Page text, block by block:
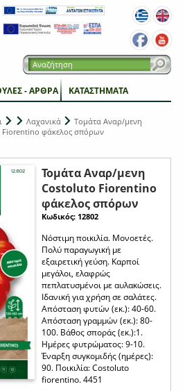
- ΑΡΘΡΑ ΚΑΤΑΣΤΗΜΑΤΑ
Λαχανικά
Τομάτα Αναρ/μενη
φάκελος σπόρων
Τομάτα Αναρ/μενη
Costoluto Fiorentino
φάκελος σπόρων
Κωδικός: 12802
Νόστιμη ποικιλία. Μονοετές.
Πολύ παραγωγική με
εξαιρετική γεύση. Καρποί
μεγάλοι, ελαφρώς
πεπλατυσμένοι με αυλακώσεις.
Ιδανική για χρήση σε σαλάτες.
Απόσταση φυτών (εκ.): 40-60.
Απόσταση γραμμών (εκ.): 80-
100. Βάθος σποράς (εκ.):1.
Ημέρες φυτρώματος: 9-10.
Έναρξη συγκομιδής (ημέρες):
90. Ποικιλία: Costoluto
fiorentino. 4451